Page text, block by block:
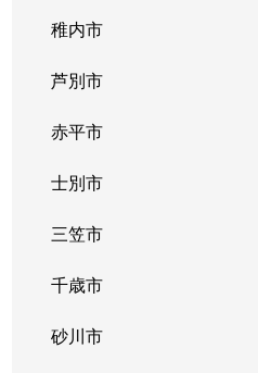
北３９条東
北３９条東
北４０条東
北４０条東
北４１条東
北４２条東
北４３条東
稚内市
芦別市
赤平市
士別市
三笠市
千歳市
砂川市